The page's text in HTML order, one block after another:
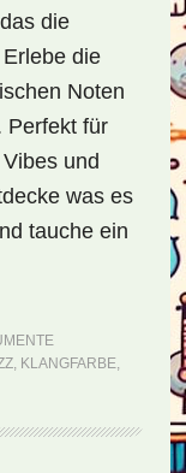
die
die
Noten
Perfekt für
und
was es
tauche ein
, KLANGFARBE,